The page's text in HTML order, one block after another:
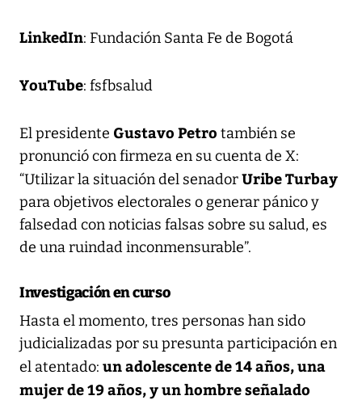
LinkedIn: Fundación Santa Fe de Bogotá
YouTube: fsfbsalud
El presidente Gustavo Petro también se
pronunció con firmeza en su cuenta de X:
“Utilizar la situación del senadorUribe Turbay
para objetivos electorales o generar pánico y
falsedad con noticias falsas sobre su salud, es
de una ruindad inconmensurable”.
Investigación en curso
Hasta el momento, tres personas han sido
judicializadas por su presunta participación en
el atentado: un adolescente de 14 años, una
mujer de 19 años, y un hombre señalado